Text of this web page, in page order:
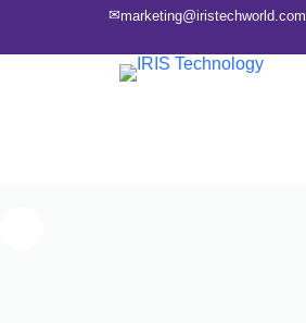
✉marketing@iristechworld.com